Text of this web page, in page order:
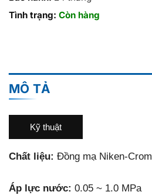
Tình trạng: Còn hàng
MÔ TẢ
Kỹ thuật
Chất liệu: Đồng mạ Niken-Crom
Áp lực nước: 0.05 ~ 1.0 MPa